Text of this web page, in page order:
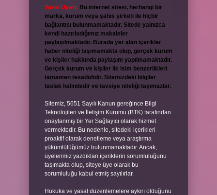
Yasal Uyarı: Bu internet sitesi, herhangi bir
marka, kurum veya şahıs şirketi ile hiçbir
bağlantısı bulunmamaktadır. Sitede yalnızca
kendi hazırladığımız makaleler
paylaşılmaktadır. Burada yer alan içerikler
haber niteliği taşımamakta olup, gerçek kurum
ve kişiler hakkında paylaşım yapılmamaktadır.
Gerçek kurum ve kişiler ile isim benzerlikleri
tamamen tesadüfidir. Sitemizdeki bilgiler
taslak halindedir ve tavsiye niteliği taşımazlar.
Sitemiz, 5651 Sayılı Kanun gereğince Bilgi
Teknolojileri ve İletişim Kurumu (BTK) tarafından
onaylanmış bir Yer Sağlayıcı olarak hizmet
vermektedir. Bu nedenle, sitedeki içerikleri
proaktif olarak denetleme veya araştırma
yükümlülüğümüz bulunmamaktadır. Ancak,
üyelerimiz yazdıkları içeriklerin sorumluluğunu
taşımakta olup, siteye üye olarak bu
sorumluluğu kabul etmiş sayılırlar.
Hukuka ve yasal düzenlemelere aykırı olduğunu